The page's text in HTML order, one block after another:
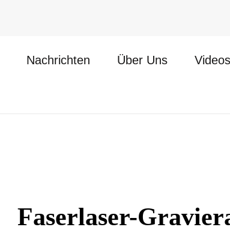
Nachrichten Über Uns Videos
Faserlaser-